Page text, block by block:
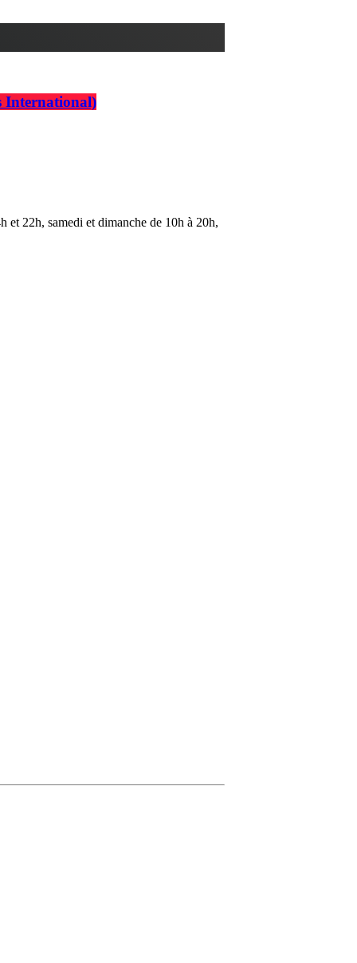
International)
22h, samedi et dimanche de 10h à 20h,